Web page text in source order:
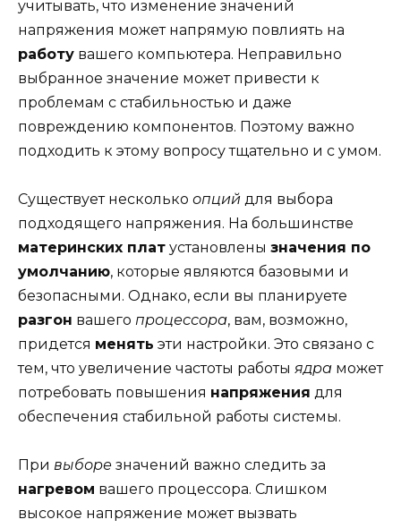
учитывать, что изменение значений
напряжения может напрямую повлиять на
работу вашего компьютера. Неправильно
выбранное значение может привести к
проблемам с стабильностью и даже
повреждению компонентов. Поэтому важно
подходить к этому вопросу тщательно и с умом.
Существует несколько опций для выбора
подходящего напряжения. На большинстве
материнских плат установлены значения по
умолчанию, которые являются базовыми и
безопасными. Однако, если вы планируете
разгон вашего процессора, вам, возможно,
придется менять эти настройки. Это связано с
тем, что увеличение частоты работы ядра может
потребовать повышения напряжения для
обеспечения стабильной работы системы.
При выборе значений важно следить за
нагревом вашего процессора. Слишком
высокое напряжение может вызвать